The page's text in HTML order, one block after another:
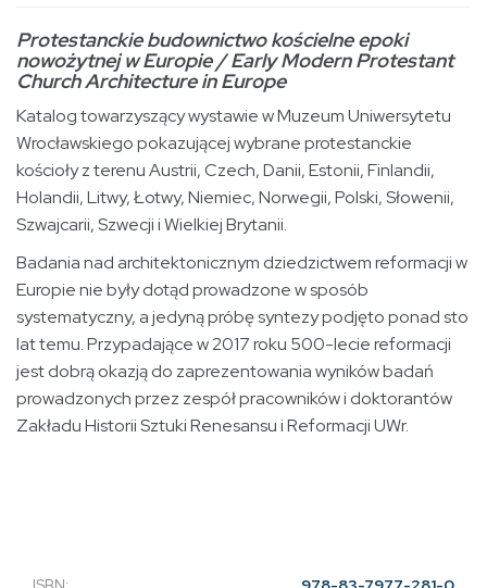
Protestanckie budownictwo kościelne epoki
nowożytnej w Europie / Early Modern Protestant
Church Architecture in Europe
Katalog towarzyszący wystawie w Muzeum Uniwersytetu
Wrocławskiego pokazującej wybrane protestanckie
kościoły z terenu Austrii, Czech, Danii, Estonii, Finlandii,
Holandii, Litwy, Łotwy, Niemiec, Norwegii, Polski, Słowenii,
Szwajcarii, Szwecji i Wielkiej Brytanii.
Badania nad architektonicznym dziedzictwem reformacji w
Europie nie były dotąd prowadzone w sposób
systematyczny, a jedyną próbę syntezy podjęto ponad sto
lat temu. Przypadające w 2017 roku 500-lecie reformacji
jest dobrą okazją do zaprezentowania wyników badań
prowadzonych przez zespół pracowników i doktorantów
Zakładu Historii Sztuki Renesansu i Reformacji UWr.